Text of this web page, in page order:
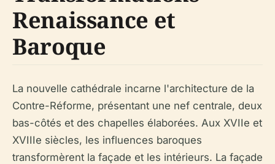
Renaissance et
Baroque
La nouvelle cathédrale incarne l'architecture de la
Contre-Réforme, présentant une nef centrale, deux
bas-côtés et des chapelles élaborées. Aux XVIIe et
XVIIIe siècles, les influences baroques
transformèrent la façade et les intérieurs. La façade